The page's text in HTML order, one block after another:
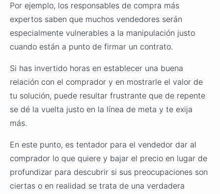
Por ejemplo, los responsables de compra más
expertos saben que muchos vendedores serán
especialmente vulnerables a la manipulación justo
cuando están a punto de firmar un contrato.
Si has invertido horas en establecer una buena
relación con el comprador y en mostrarle el valor de
tu solución, puede resultar frustrante que de repente
se dé la vuelta justo en la línea de meta y te exija
más.
En este punto, es tentador para el vendedor dar al
comprador lo que quiere y bajar el precio en lugar de
profundizar para descubrir si sus preocupaciones son
ciertas o en realidad se trata de una verdadera